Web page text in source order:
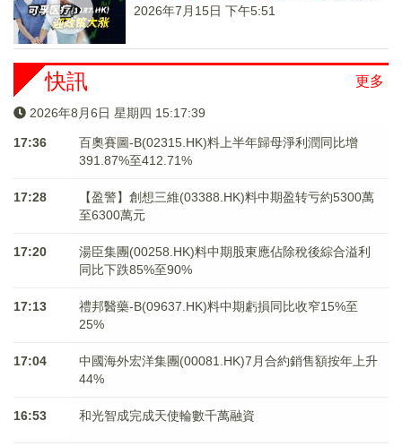
2026年7月15日 下午5:51
更多
快訊
2026年8月6日 星期四 15:17:40
17:36
百奧賽圖-B(02315.HK)料上半年歸母淨利潤同比增
391.87%至412.71%
17:28
【盈警】創想三維(03388.HK)料中期盈转亏約5300萬
至6300萬元
17:20
湯臣集團(00258.HK)料中期股東應佔除稅後綜合溢利
同比下跌85%至90%
17:13
禮邦醫藥-B(09637.HK)料中期虧損同比收窄15%至
25%
17:04
中國海外宏洋集團(00081.HK)7月合約銷售額按年上升
44%
16:53 和光智成完成天使輪數千萬融資